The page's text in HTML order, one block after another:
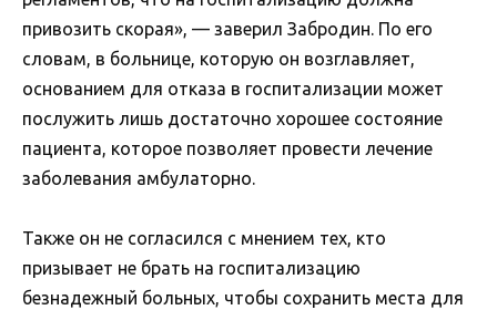
привозить скорая», — заверил Забродин. По его
словам, в больнице, которую он возглавляет,
основанием для отказа в госпитализации может
послужить лишь достаточно хорошее состояние
пациента, которое позволяет провести лечение
заболевания амбулаторно.
Также он не согласился с мнением тех, кто
призывает не брать на госпитализацию
безнадежный больных, чтобы сохранить места для